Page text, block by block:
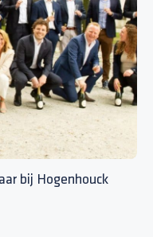
bij Hogenhouck